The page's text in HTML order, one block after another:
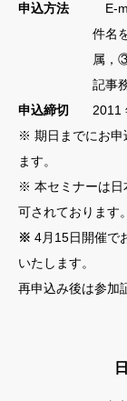
申込方法
E-
件名
属，
記事
申込締切
2011
※ 期日までにお申
ます。
※ 本セミナーは日
可されております。
※ 4月15日開催で
いたします。
再申込み後は参加